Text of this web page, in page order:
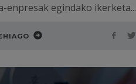
enpresak egindako ikerketa...